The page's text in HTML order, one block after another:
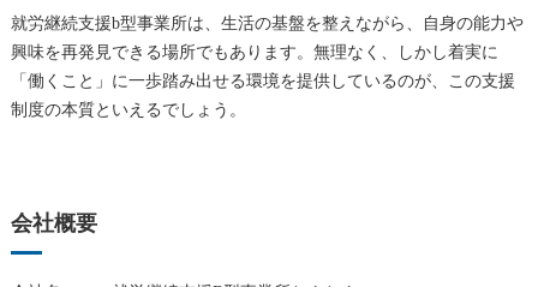
就労継続支援b型事業所は、生活の基盤を整えながら、自身の能力や
興味を再発見できる場所でもあります。無理なく、しかし着実に
「働くこと」に一歩踏み出せる環境を提供しているのが、この支援
制度の本質といえるでしょう。
会社概要